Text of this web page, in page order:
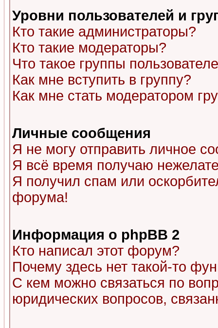
Уровни пользователей и
Кто такие администраторы?
Кто такие модераторы?
Что такое группы
Как мне вступить в группу?
Как мне стать модератором
Личные сообщения
Я не могу отправить личное
Я всё время получаю
Я получил спам или
форума!
Информация о phpBB 2
Кто написал этот форум?
Почему здесь нет такой-то
С кем можно связаться по
юридических вопросов,